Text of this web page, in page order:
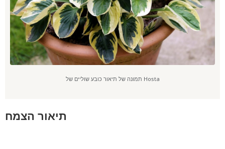
תמונה של תיאור כובע שוליים של Hosta
תיאור הצמח